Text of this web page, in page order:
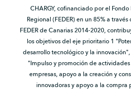
CHARGY, cofinanciado por el
Regional (FEDER) en un 85% a
FEDER de Canarias 2014-2020,
los objetivos del eje prioritario 1
desarrollo tecnológico y la
"Impulso y promoción de
empresas, apoyo a la creación y
innovadoras y apoyo a la compra